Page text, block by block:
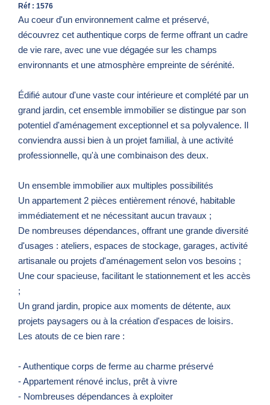
Réf : 1576
Au coeur d'un environnement calme et préservé,
découvrez cet authentique corps de ferme offrant un cadre
de vie rare, avec une vue dégagée sur les champs
environnants et une atmosphère empreinte de sérénité.
Édifié autour d'une vaste cour intérieure et complété par un
grand jardin, cet ensemble immobilier se distingue par son
potentiel d'aménagement exceptionnel et sa polyvalence. Il
conviendra aussi bien à un projet familial, à une activité
professionnelle, qu'à une combinaison des deux.
Un ensemble immobilier aux multiples possibilités
Un appartement 2 pièces entièrement rénové, habitable
immédiatement et ne nécessitant aucun travaux ;
De nombreuses dépendances, offrant une grande diversité
d'usages : ateliers, espaces de stockage, garages, activité
artisanale ou projets d'aménagement selon vos besoins ;
Une cour spacieuse, facilitant le stationnement et les accès
;
Un grand jardin, propice aux moments de détente, aux
projets paysagers ou à la création d'espaces de loisirs.
Les atouts de ce bien rare :
- Authentique corps de ferme au charme préservé
- Appartement rénové inclus, prêt à vivre
- Nombreuses dépendances à exploiter